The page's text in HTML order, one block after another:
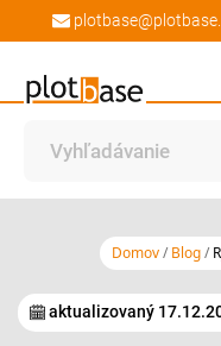
aktualizovaný
Domov Blog